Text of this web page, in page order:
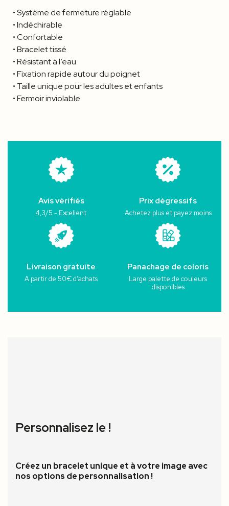
• Système de fermeture réglable
• Indéchirable
• Confortable
• Bracelet tissé
• Résistant à l’eau
• Fixation rapide autour du poignet
• Taille unique pour les adultes et enfants
• Fermoir inviolable
Avis vérifiés
4,3/5 - Excellent
Prix dégressifs
Achetez plus et payez moins
Livraison gratuite
A partir de 50€ d’achats
Panachage de coloris
Large palette de couleurs
disponibles
Personnalisez le !
Créez un bracelet unique et à votre image avec
nos options de personnalisation !